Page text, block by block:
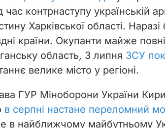
час контрнаступу українській
Харківської області.
країни. Окупанти майже
область, 3 липня ЗСУ
велике місто у регіоні.
ГУР Міноборони України
в серпні настане переломний
в найближчому майбутньому